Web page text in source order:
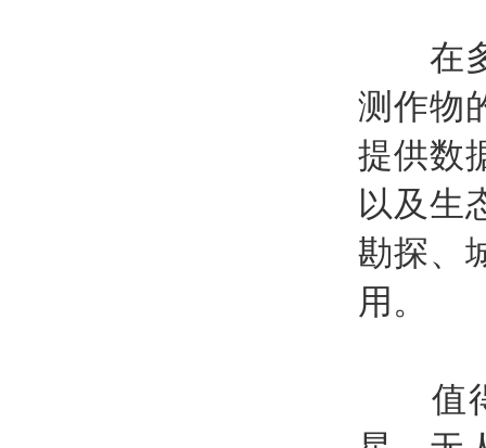
在多
测作物
提供数
以及生
勘探、
用。
值得